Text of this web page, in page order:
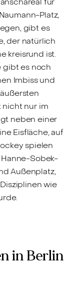
Platz,
gibt es
der natürlich
kreisrund ist.
gibt es noch
Imbiss und
nur im
neben einer
Eisfläche, auf
spielen
Sobek-
Außenplatz,
wie
in Berlin